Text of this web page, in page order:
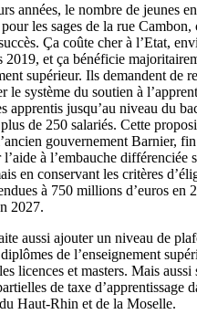
années, le nombre de jeunes
les sages de la rue Cambon,
Ça coûte cher à l’Etat,
2019, et ça bénéficie
supérieur. Ils demandent de
le système du soutien à
apprentis jusqu’au niveau du
de 250 salariés. Cette
gouvernement Barnier,
à l’embauche différenciée
en conservant les critères
à 750 millions d’euros en
2027.
aussi ajouter un niveau de
de l’enseignement
licences et masters. Mais aussi
de taxe d’apprentissage
Haut-Rhin et de la Moselle.